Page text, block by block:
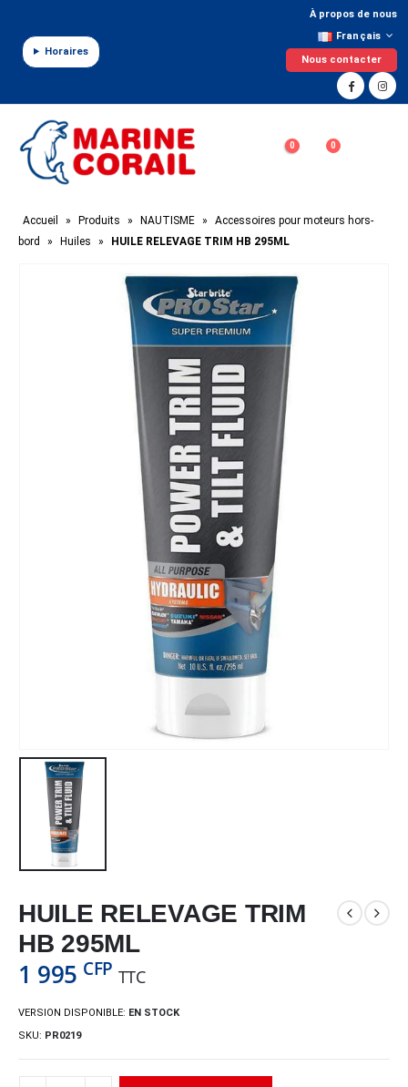
Horaires
À propos de nous
Français
Nous contacter
0 0
Accueil » Produits » NAUTISME »
Accessoires pour moteurs hors-
bord
» Huiles » HUILE RELEVAGE TRIM HB 295ML
HUILE RELEVAGE TRIM
HB 295ML
1 995 CFP TTC
VERSION DISPONIBLE: EN STOCK
SKU: PR0219